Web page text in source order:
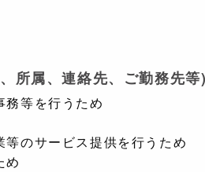
所属、連絡先、ご勤務先等)
等を行うため
のサービス提供を行うため
め